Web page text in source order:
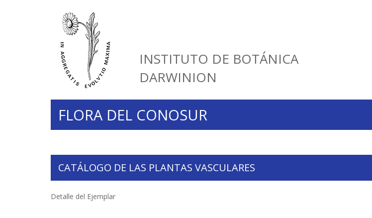
INSTITUTO DE BOTÁNICA
DARWINION
FLORA DEL CONOSUR
CATÁLOGO DE LAS PLANTAS VASCULARES
Detalle del Ejemplar